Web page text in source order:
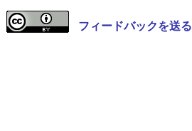
フィードバックを送る